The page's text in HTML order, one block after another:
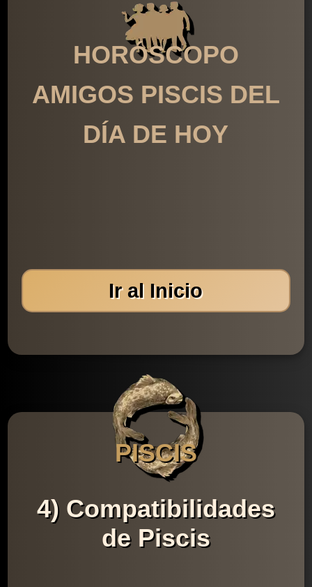
HORÓSCOPO
AMIGOS PISCIS DEL
DÍA DE HOY
Ir al Inicio
PISCIS
4) Compatibilidades
de Piscis